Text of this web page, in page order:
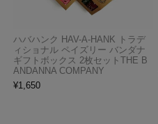
ハバハンク HAV-A-HANK トラデ
ィショナル ペイズリー バンダナ
ギフトボックス 2枚セットTHE B
ANDANNA COMPANY
¥1,650